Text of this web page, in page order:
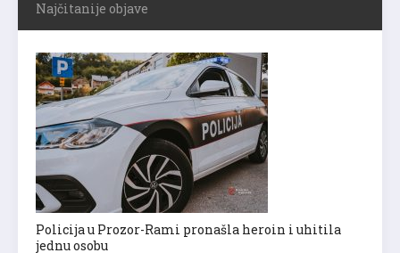
Najčitanije objave
Policija u Prozor-Rami pronašla heroin i uhitila
jednu osobu